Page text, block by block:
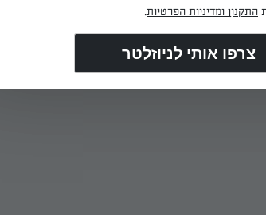
מעבירים את התערובת לתבנית. מפזרים מעל צנוברים ואופים 40-30 דקות או עד שהעוגה תפחה
התקנון ומדיניות הפרטיות.